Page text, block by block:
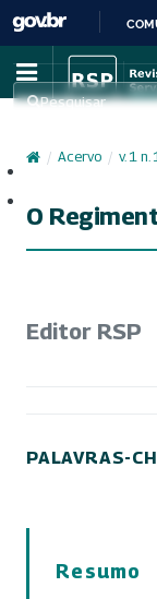
Pesquisar
/ Acervo / v. 1
O
Editor RSP
PALAVRAS-
Resumo